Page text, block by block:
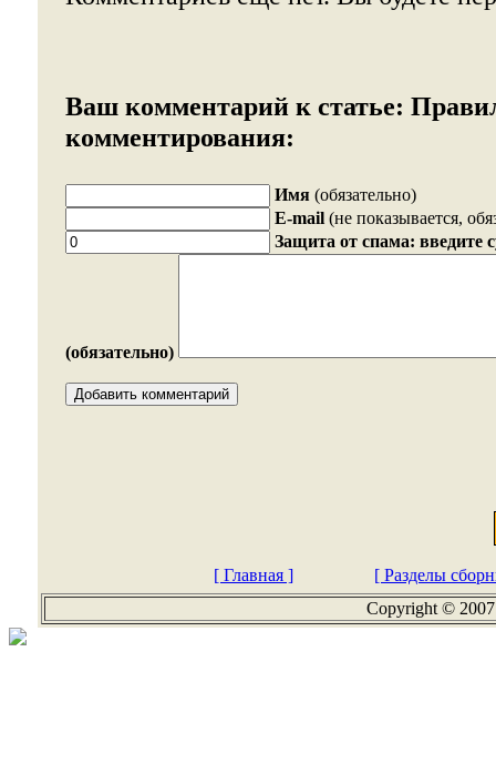
Ваш комментарий к статье:
комментирования:
Имя (обязательно)
E-mail (не показывается,
Защита от спама: введите
(обязательно)
[ Главная ]
[ Разделы
Copyright ©